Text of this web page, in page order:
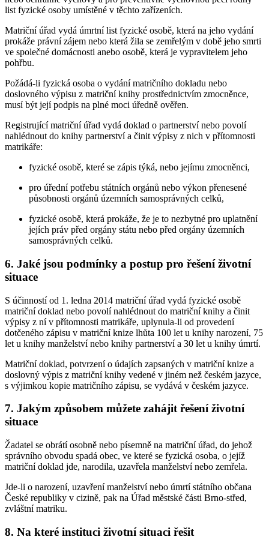
list fyzické osoby umístěné v těchto zařízeních.
Matriční úřad vydá úmrtní list fyzické osobě, která na jeho vydání
prokáže právní zájem nebo která žila se zemřelým v době jeho smrti
ve společné domácnosti anebo osobě, která je vypravitelem jeho
pohřbu.
Požádá-li fyzická osoba o vydání matričního dokladu nebo
doslovného výpisu z matriční knihy prostřednictvím zmocněnce,
musí být její podpis na plné moci úředně ověřen.
Registrující matriční úřad vydá doklad o partnerství nebo povolí
nahlédnout do knihy partnerství a činit výpisy z nich v přítomnosti
matrikáře:
fyzické osobě, které se zápis týká, nebo jejímu zmocněnci,
pro úřední potřebu státních orgánů nebo výkon přenesené
působnosti orgánů územních samosprávných celků,
fyzické osobě, která prokáže, že je to nezbytné pro uplatnění
jejích práv před orgány státu nebo před orgány územních
samosprávných celků.
6. Jaké jsou podmínky a postup pro řešení životní
situace
S účinností od 1. ledna 2014 matriční úřad vydá fyzické osobě
matriční doklad nebo povolí nahlédnout do matriční knihy a činit
výpisy z ní v přítomnosti matrikáře, uplynula-li od provedení
dotčeného zápisu v matriční knize lhůta 100 let u knihy narození, 75
let u knihy manželství nebo knihy partnerství a 30 let u knihy úmrtí.
Matriční doklad, potvrzení o údajích zapsaných v matriční knize a
doslovný výpis z matriční knihy vedené v jiném než českém jazyce,
s výjimkou kopie matričního zápisu, se vydává v českém jazyce.
7. Jakým způsobem můžete zahájit řešení životní
situace
Žadatel se obrátí osobně nebo písemně na matriční úřad, do jehož
správního obvodu spadá obec, ve které se fyzická osoba, o jejíž
matriční doklad jde, narodila, uzavřela manželství nebo zemřela.
Jde-li o narození, uzavření manželství nebo úmrtí státního občana
České republiky v cizině, pak na Úřad městské části Brno-střed,
zvláštní matriku.
8. Na které instituci životní situaci řešit